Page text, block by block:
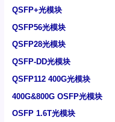
QSFP+光模块
QSFP56光模块
QSFP28光模块
QSFP-DD光模块
QSFP112 400G光模块
400G&800G OSFP光模块
OSFP 1.6T光模块